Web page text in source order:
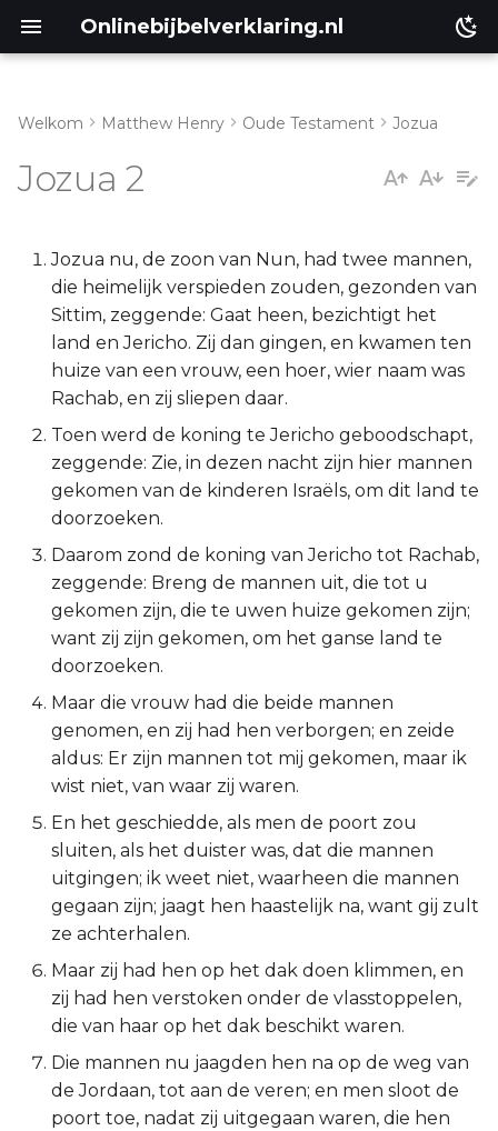
Onlinebijbelverklaring.nl
Jozua 2:8-21
Jozua 2:22-24
Lukas
Johannes
Handelingen
Romeinen
1 Korinthe
2 Korinthe
Galaten
Éfeze
Filipenzen
Kolossenzen
2 Thessalonicenzen
1 Timótheüs
2 Timótheüs
Titus
Filémon
Welkom Matthew Henry Oude Testament Jozua
Jozua 2
Jozua nu, de zoon van Nun, had twee mannen,
die heimelijk verspieden zouden, gezonden van
Sittim, zeggende: Gaat heen, bezichtigt het
land en Jericho. Zij dan gingen, en kwamen ten
huize van een vrouw, een hoer, wier naam was
Rachab, en zij sliepen daar.
Toen werd de koning te Jericho geboodschapt,
zeggende: Zie, in dezen nacht zijn hier mannen
gekomen van de kinderen Israëls, om dit land te
doorzoeken.
Daarom zond de koning van Jericho tot Rachab,
zeggende: Breng de mannen uit, die tot u
gekomen zijn, die te uwen huize gekomen zijn;
want zij zijn gekomen, om het ganse land te
doorzoeken.
Maar die vrouw had die beide mannen
genomen, en zij had hen verborgen; en zeide
aldus: Er zijn mannen tot mij gekomen, maar ik
wist niet, van waar zij waren.
En het geschiedde, als men de poort zou
sluiten, als het duister was, dat die mannen
uitgingen; ik weet niet, waarheen die mannen
gegaan zijn; jaagt hen haastelijk na, want gij zult
ze achterhalen.
Maar zij had hen op het dak doen klimmen, en
zij had hen verstoken onder de vlasstoppelen,
die van haar op het dak beschikt waren.
Die mannen nu jaagden hen na op de weg van
de Jordaan, tot aan de veren; en men sloot de
poort toe, nadat zij uitgegaan waren, die hen